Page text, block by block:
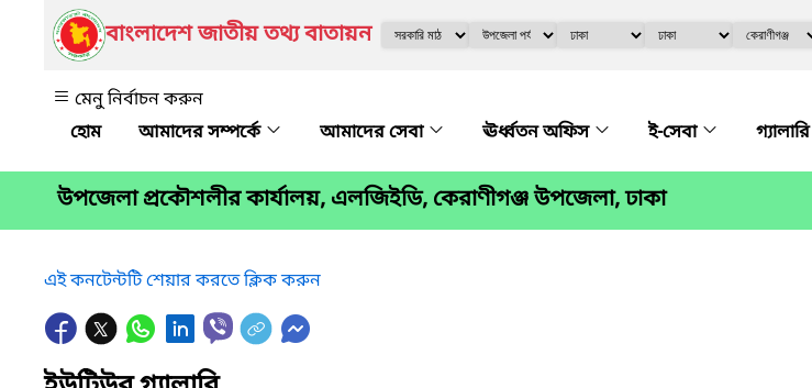
বাংলাদেশ জাতীয় তথ্য বাতায়ন
মেনু নির্বাচন করুন
আমাদের সম্পর্কে
আমাদের সেবা ঊর্ধ্বতন অফিস ই-সেবা গ্যালারি
উপজেলা প্রকৌশলীর কার্যালয়, এলজিইডি, কেরাণীগঞ্জ উপজেলা, ঢাকা
এই কনটেন্টটি শেয়ার করতে ক্লিক করুন